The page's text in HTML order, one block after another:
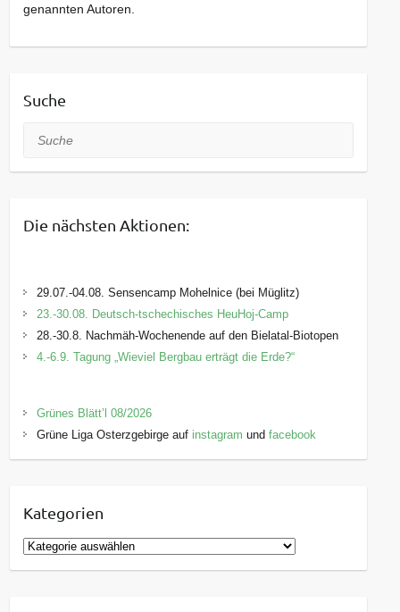
genannten Autoren.
Suche
Suche
Die nächsten Aktionen:
29.07.-04.08. Sensencamp Mohelnice (bei Müglitz)
23.-30.08. Deutsch-tschechisches HeuHoj-Camp
28.-30.8. Nachmäh-Wochenende auf den Bielatal-Biotopen
4.-6.9. Tagung „Wieviel Bergbau erträgt die Erde?“
Grünes Blätt’l 08/2026
Grüne Liga Osterzgebirge auf instagram undfacebook
Kategorien
K
a